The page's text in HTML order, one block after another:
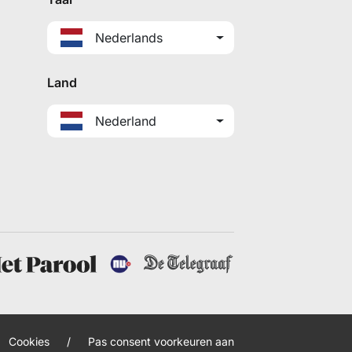
Nederlands
Land
Nederland
Cookies / Pas consent voorkeuren aan